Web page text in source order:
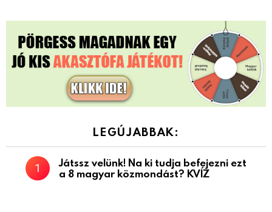
LEGÚJABBAK:
Játssz velünk! Na ki tudja befejezni ezt
a 8 magyar közmondást? KVÍZ